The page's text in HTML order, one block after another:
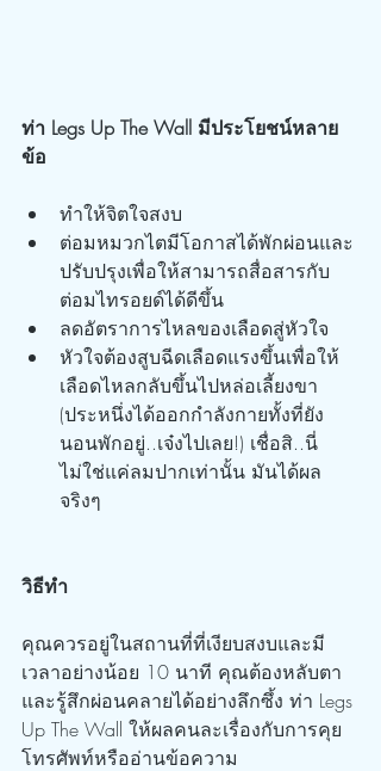
ท่า Legs Up The Wall มีประโยชน์หลาย
ข้อ
ทำให้จิตใจสงบ
ต่อมหมวกไตมีโอกาสได้พักผ่อนและ
ปรับปรุงเพื่อให้สามารถสื่อสารกับ
ต่อมไทรอยด์ได้ดีขึ้น
ลดอัตราการไหลของเลือดสู่หัวใจ
หัวใจต้องสูบฉีดเลือดแรงขึ้นเพื่อให้
เลือดไหลกลับขึ้นไปหล่อเลี้ยงขา
(ประหนึ่งได้ออกกำลังกายทั้งที่ยัง
นอนพักอยู่..เจ๋งไปเลย!) เชื่อสิ..นี่
ไม่ใช่แค่ลมปากเท่านั้น มันได้ผล
จริงๆ
วิธีทำ
คุณควรอยู่ในสถานที่ที่เงียบสงบและมี
เวลาอย่างน้อย 10 นาที คุณต้องหลับตา
และรู้สึกผ่อนคลายได้อย่างลึกซึ้ง ท่า Legs
Up The Wall ให้ผลคนละเรื่องกับการคุย
โทรศัพท์หรืออ่านข้อความ